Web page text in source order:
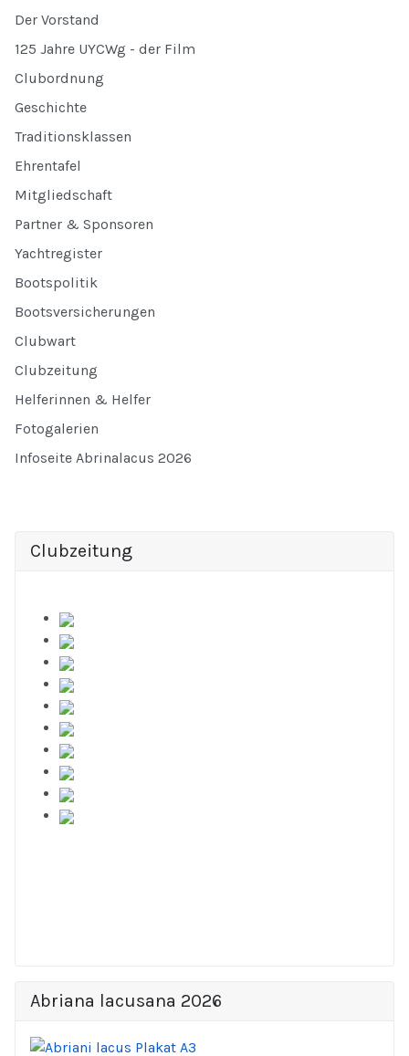
Der Vorstand
125 Jahre UYCWg - der Film
Clubordnung
Geschichte
Traditionsklassen
Ehrentafel
Mitgliedschaft
Partner & Sponsoren
Yachtregister
Bootspolitik
Bootsversicherungen
Clubwart
Clubzeitung
Helferinnen & Helfer
Fotogalerien
Infoseite Abrinalacus 2026
Clubzeitung
Abriana lacusana 2026